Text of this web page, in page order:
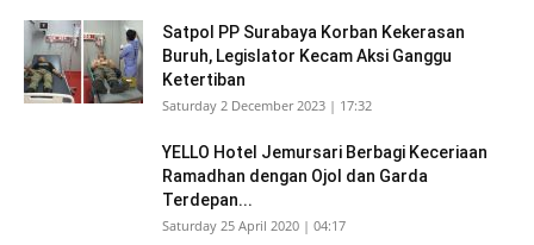
Satpol PP Surabaya Korban Kekerasan
Buruh, Legislator Kecam Aksi Ganggu
Ketertiban
Saturday 2 December 2023 | 17:32
YELLO Hotel Jemursari Berbagi Keceriaan
Ramadhan dengan Ojol dan Garda
Terdepan...
Saturday 25 April 2020 | 04:17